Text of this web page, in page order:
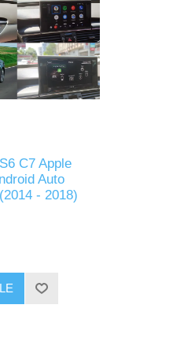
C7 Apple
Auto
- 2018)